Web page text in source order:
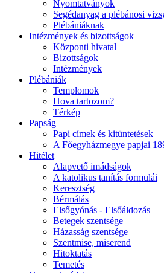
Nyomtatványok
Segédanyag a plébánosi
Plébániáknak
Intézmények és bizottságok
Központi hivatal
Bizottságok
Intézmények
Plébániák
Templomok
Hova tartozom?
Térkép
Papság
Papi címek és kitüntetések
A Főegyházmegye papjai
Hitélet
Alapvető imádságok
A katolikus tanítás formulái
Keresztség
Bérmálás
Elsőgyónás - Elsőáldozás
Betegek szentsége
Házasság szentsége
Szentmise, miserend
Hitoktatás
Temetés